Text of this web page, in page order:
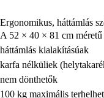
Ergonomikus, háttámlás
A 52 × 40 × 81 cm méretű
háttámlás kialakításúak
karfa nélküliek
nem dönthetők
100 kg maximális